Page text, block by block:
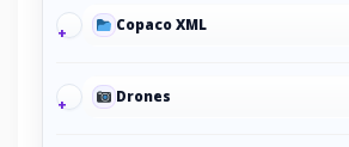
Copaco XML
Drones